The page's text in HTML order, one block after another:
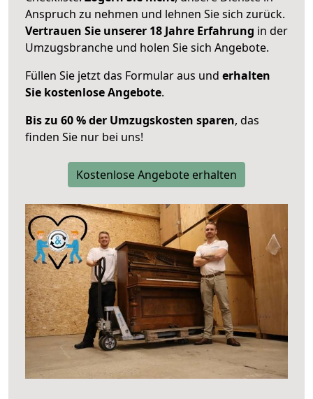
Anspruch zu nehmen und lehnen Sie sich zurück.
Vertrauen Sie unserer 18 Jahre Erfahrung in der
Umzugsbranche und holen Sie sich Angebote.
Füllen Sie jetzt das Formular aus und erhalten
Sie kostenlose Angebote.
Bis zu 60 % der Umzugskosten sparen, das
finden Sie nur bei uns!
Kostenlose Angebote erhalten